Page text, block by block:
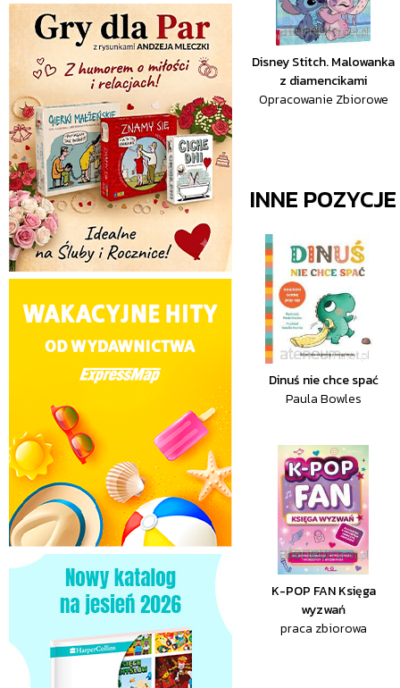
Disney Stitch. Malowanka
z diamencikami
Opracowanie Zbiorowe
INNE
Dinuś nie chce spać
Paula Bowles
K-POP FAN Księga
wyzwań
praca zbiorowa